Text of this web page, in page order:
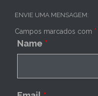
ENVIE UMA MENSAGEM:
Campos marcados com *
Name *